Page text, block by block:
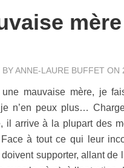
BYANNE-LAURE BUFFET ON
mauvaise mère, je
n’en peux plus…
il arrive à la plupart des
à tout ce qui leur
doivent supporter, allant de